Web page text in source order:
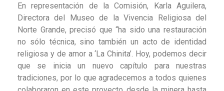
En representación de la Comisión, Karla Aguilera,
Directora del Museo de la Vivencia Religiosa del
Norte Grande, precisó que “ha sido una restauración
no sólo técnica, sino también un acto de identidad
religiosa y de amor a ‘La Chinita’. Hoy, podemos decir
que se inicia un nuevo capítulo para nuestras
tradiciones, por lo que agradecemos a todos quienes